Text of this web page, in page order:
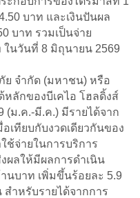
บาท และเงินปันผล
บาท รวมเป็นจ่าย
ในวันที่ 8 มิถุนายน 2569
ย จำกัด (มหาชน) หรือ
หลักของบีเคไอ โฮลดิ้งส์
(ม.ค.-มี.ค.) มีรายได้จาก
เทียบกับงวดเดียวกันของ
ช้จ่ายในการบริการ
ผลให้มีผลการดำเนิน
นบาท เพิ่มขึ้นร้อยละ 5.9
สำหรับรายได้จากการ